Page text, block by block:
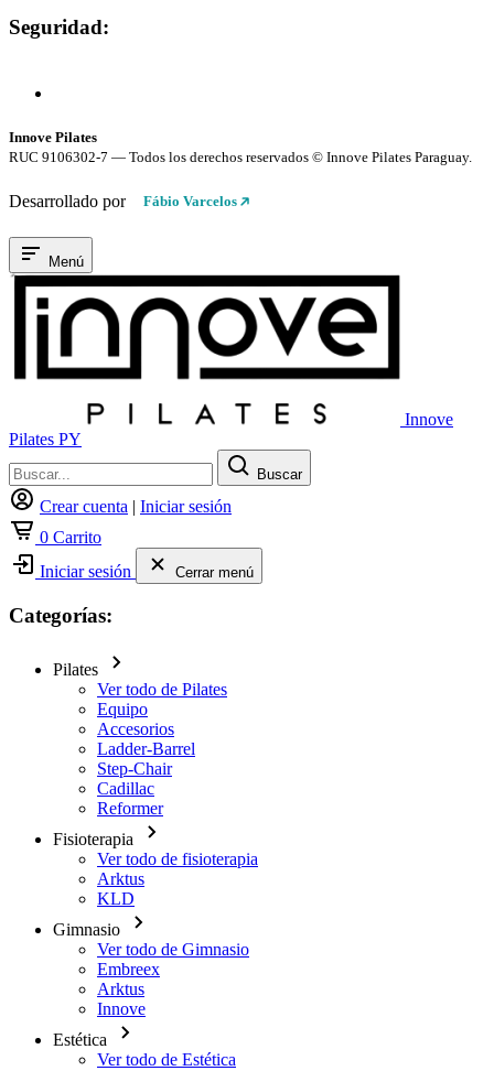
Seguridad:
Innove Pilates
RUC 9106302-7 — Todos los derechos reservados © Innove Pilates Paraguay.
Desarrollado por Fábio Varcelos
Menú
Innove
Pilates PY
Buscar
Crear cuenta | Iniciar sesión
0 Carrito
Iniciar sesión
Cerrar menú
Categorías:
Pilates
Ver todo de Pilates
Equipo
Accesorios
Ladder-Barrel
Step-Chair
Cadillac
Reformer
Fisioterapia
Ver todo de fisioterapia
Arktus
KLD
Gimnasio
Ver todo de Gimnasio
Embreex
Arktus
Innove
Estética
Ver todo de Estética